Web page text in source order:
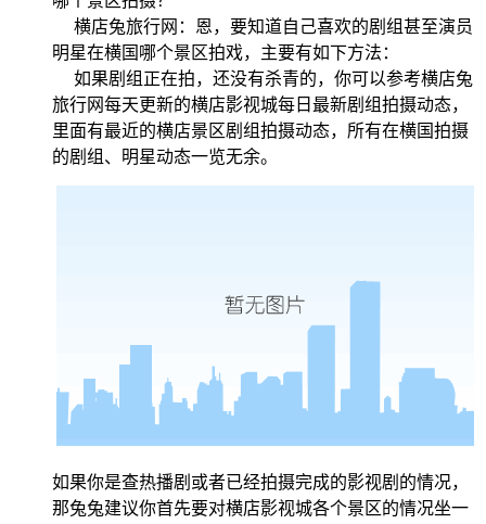
横店兔旅行网：恩，要知道自己喜欢的剧组甚至演员
明星在横国哪个景区拍戏，主要有如下方法：
如果剧组正在拍，还没有杀青的，你可以参考横店兔
旅行网每天更新的横店影视城每日最新剧组拍摄动态，
里面有最近的横店景区剧组拍摄动态，所有在横国拍摄
的剧组、明星动态一览无余。
如果你是查热播剧或者已经拍摄完成的影视剧的情况，
那兔兔建议你首先要对横店影视城各个景区的情况坐一